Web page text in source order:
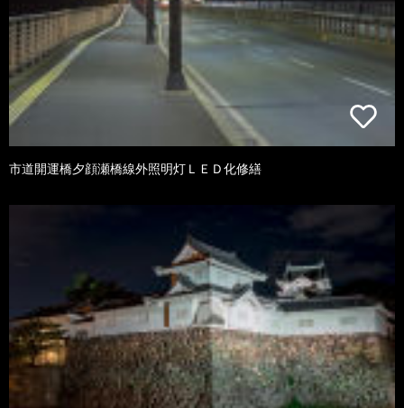
市道開運橋夕顔瀬橋線外照明灯ＬＥＤ化修繕